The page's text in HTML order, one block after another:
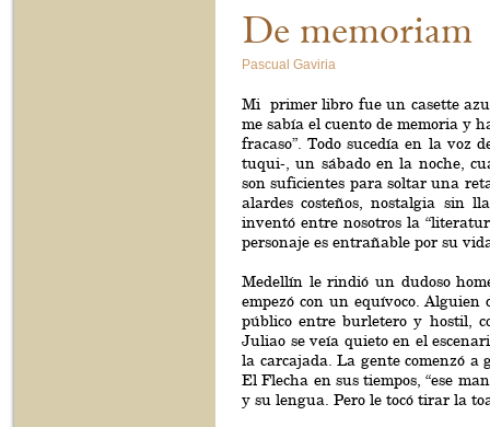
De memoriam
Pascual Gaviria
Mi primer libro fue un casette
me sabía el cuento de memoria y
fracaso”. Todo sucedía en la voz
tuqui-, un sábado en la noche,
son suficientes para soltar una
alardes costeños, nostalgia sin
inventó entre nosotros la
personaje es entrañable por su
Medellín le rindió un dudoso
empezó con un equívoco.
público entre burletero y hostil,
Juliao se veía quieto en el
la carcajada. La gente comenzó
El Flecha en sus tiempos, “ese
y su lengua. Pero le tocó tirar la